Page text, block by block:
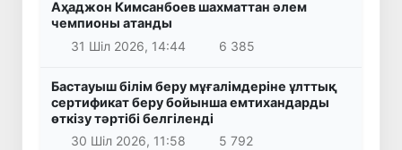
Аҳаджон Кимсанбоев шахматтан әлем
чемпионы атанды
31 Шіл 2026, 14:44
6 385
Бастауыш білім беру мұғалімдеріне ұлттық
сертификат беру бойынша емтихандарды
өткізу тәртібі белгіленді
30 Шіл 2026, 11:58
5 792